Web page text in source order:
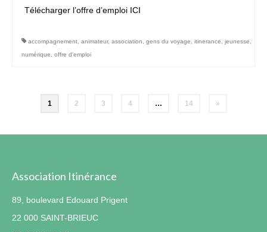
Télécharger l’offre d’emploi ICI
accompagnement animateur, association gens du voyage itinerance jeunesse
numérique
offre d'emploi
1 2 3 4 … 14 »
Association Itinérance
89, boulevard Edouard Prigent
22 000 SAINT-BRIEUC